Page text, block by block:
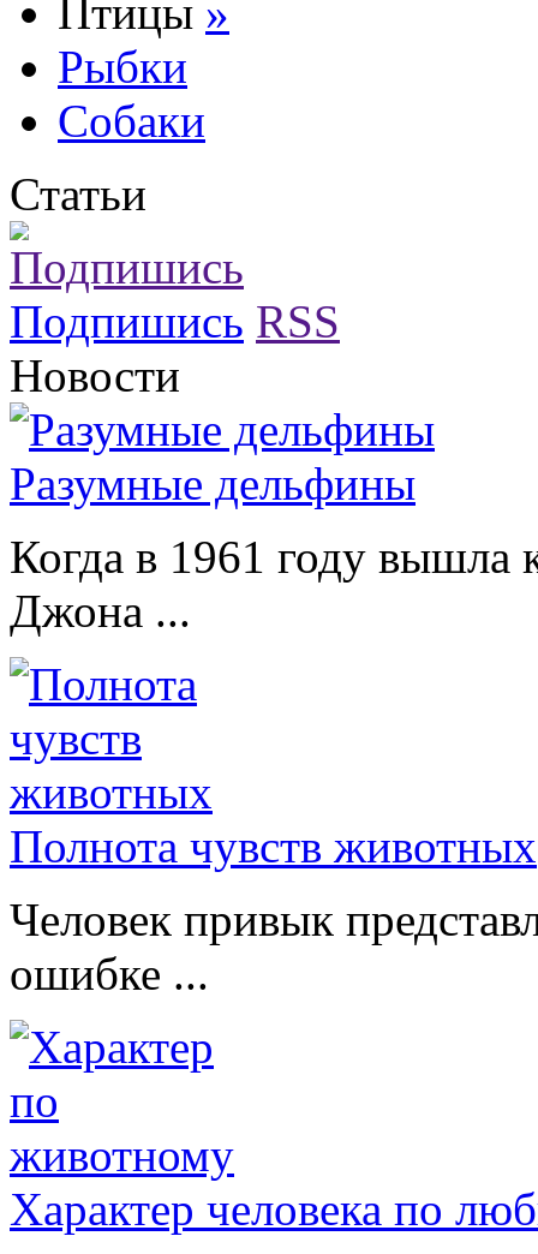
Птицы »
Рыбки
Собаки
Статьи
Подпишись RSS
Новости
Разумные дельфины
Когда в 1961 году вышла
Джона ...
Полнота чувств животных
Человек привык
ошибке ...
Характер человека по